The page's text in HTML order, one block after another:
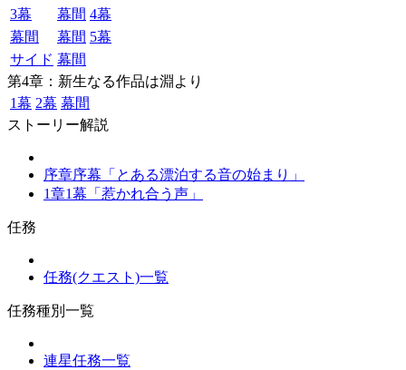
3幕
幕間 4幕
幕間
幕間 5幕
サイド 幕間
第4章：新生なる作品は淵より
1幕 2幕 幕間
ストーリー解説
序章序幕「とある漂泊する音の始まり」
1章1幕「惹かれ合う声」
任務
任務(クエスト)一覧
任務種別一覧
連星任務一覧